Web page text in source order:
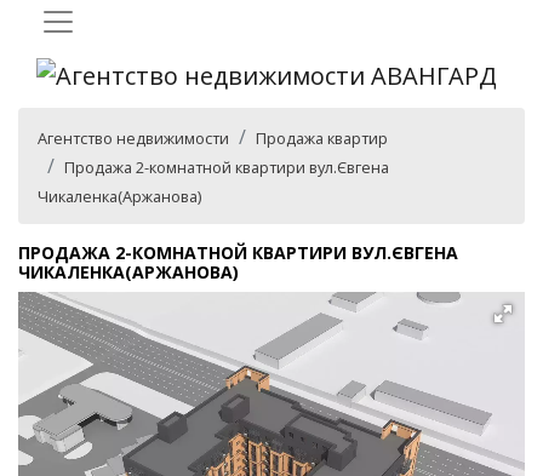
Агентство недвижимости
Продажа квартир
Продажа 2-комнатной квартири вул.Євгена
Чикаленка(Аржанова)
ПРОДАЖА 2-КОМНАТНОЙ КВАРТИРИ ВУЛ.ЄВГЕНА
ЧИКАЛЕНКА(АРЖАНОВА)